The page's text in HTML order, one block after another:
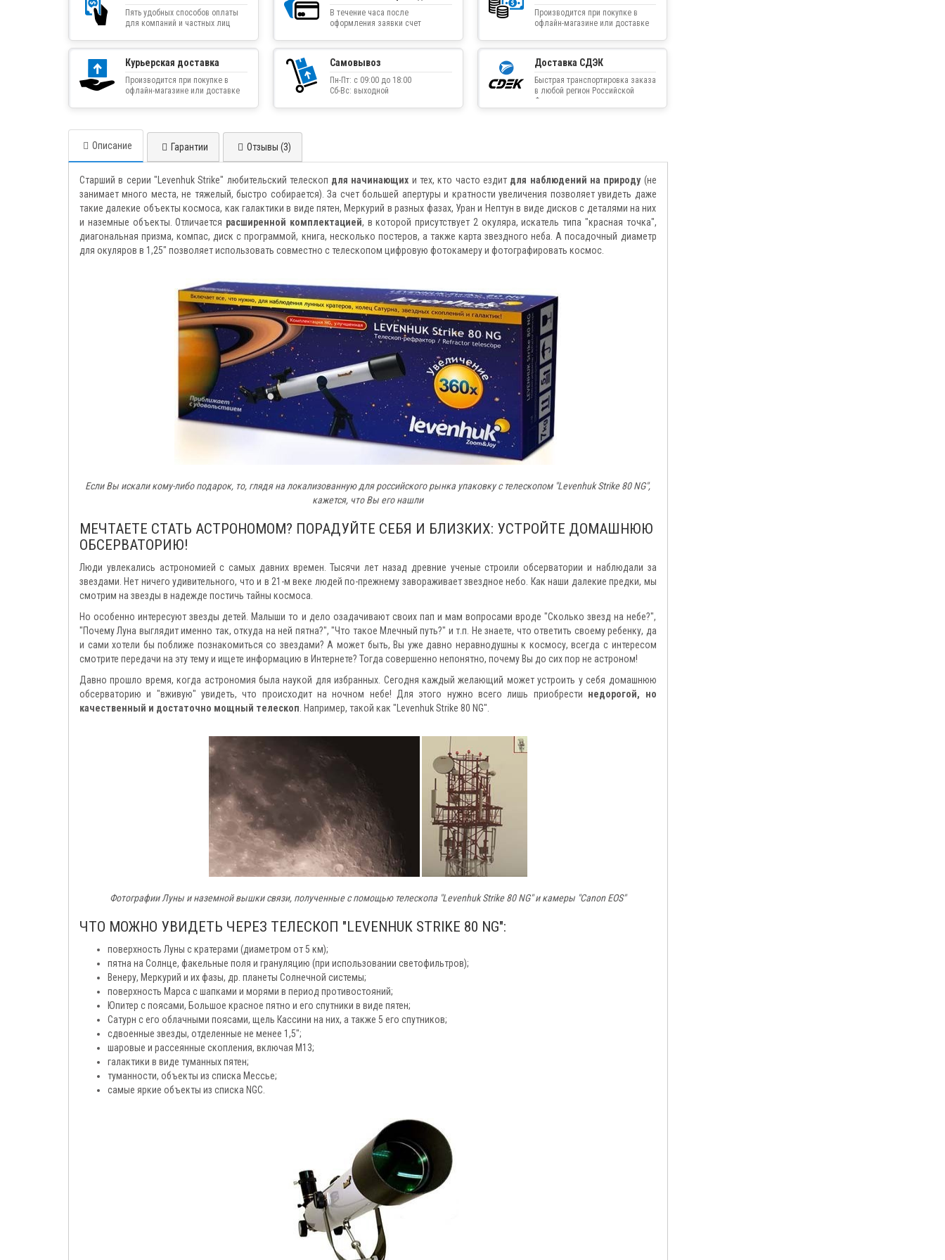
Пять удобных способов оплаты
для компаний и частных лиц
В течение часа после
оформления заявки счет
электронную почту
Производится при покупке в
офлайн-магазине или доставке
Курьерская доставка
Производится при покупке в
офлайн-магазине или доставке
Самовывоз
Пн-Пт: с 09:00 до 18:00
Сб-Вс: выходной
Доставка СДЭК
Быстрая транспортировка заказа
в любой регион Российской
Федерации
Описание Гарантии Отзывы (3)
Старший в серии "Levenhuk Strike" любительский телескоп для начинающих и тех, кто часто ездит для наблюдений на природу(не
занимает много места, не тяжелый, быстро собирается). За счет большей апертуры и кратности увеличения позволяет увидеть даже
такие далекие объекты космоса, как галактики в виде пятен, Меркурий в разных фазах, Уран и Нептун в виде дисков с деталями на них
и наземные объекты. Отличается расширенной комплектацией, в которой присутствует 2 окуляра, искатель типа "красная точка",
диагональная призма, компас, диск с программой, книга, несколько постеров, а также карта звездного неба. А посадочный диаметр
для окуляров в 1,25" позволяет использовать совместно с телескопом цифровую фотокамеру и фотографировать космос.
Если Вы искали кому-либо подарок, то, глядя на локализованную для российского рынка упаковку с телескопом "Levenhuk Strike 80 NG",
кажется, что Вы его нашли
МЕЧТАЕТЕ СТАТЬ АСТРОНОМОМ? ПОРАДУЙТЕ СЕБЯ И БЛИЗКИХ: УСТРОЙТЕ ДОМАШНЮЮ
ОБСЕРВАТОРИЮ!
Люди увлекались астрономией с самых давних времен. Тысячи лет назад древние ученые строили обсерватории и наблюдали за
звездами. Нет ничего удивительного, что и в 21-м веке людей по-прежнему завораживает звездное небо. Как наши далекие предки, мы
смотрим на звезды в надежде постичь тайны космоса.
Но особенно интересуют звезды детей. Малыши то и дело озадачивают своих пап и мам вопросами вроде "Сколько звезд на небе?",
"Почему Луна выглядит именно так, откуда на ней пятна?", "Что такое Млечный путь?" и т.п. Не знаете, что ответить своему ребенку, да
и сами хотели бы поближе познакомиться со звездами? А может быть, Вы уже давно неравнодушны к космосу, всегда с интересом
смотрите передачи на эту тему и ищете информацию в Интернете? Тогда совершенно непонятно, почему Вы до сих пор не астроном!
Давно прошло время, когда астрономия была наукой для избранных. Сегодня каждый желающий может устроить у себя домашнюю
обсерваторию и "вживую" увидеть, что происходит на ночном небе! Для этого нужно всего лишь приобрести недорогой, но
качественный и достаточно мощный телескоп . Например, такой как "Levenhuk Strike 80 NG".
Фотографии Луны и наземной вышки связи, полученные с помощью телескопа "Levenhuk Strike 80 NG" и камеры "Canon EOS"
ЧТО МОЖНО УВИДЕТЬ ЧЕРЕЗ ТЕЛЕСКОП "LEVENHUK STRIKE 80 NG":
поверхность Луны с кратерами (диаметром от 5 км);
пятна на Солнце, факельные поля и грануляцию (при использовании светофильтров);
Венеру, Меркурий и их фазы, др. планеты Солнечной системы;
поверхность Марса с шапками и морями в период противостояний;
Юпитер с поясами, Большое красное пятно и его спутники в виде пятен;
Сатурн с его облачными поясами, щель Кассини на них, а также 5 его спутников;
сдвоенные звезды, отделенные не менее 1,5";
шаровые и рассеянные скопления, включая M13;
галактики в виде туманных пятен;
туманности, объекты из списка Мессье;
самые яркие объекты из списка NGC.